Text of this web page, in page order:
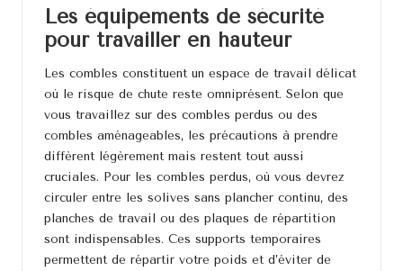
Les équipements de sécurité
pour travailler en hauteur
Les combles constituent un espace de travail délicat
où le risque de chute reste omniprésent. Selon que
vous travaillez sur des combles perdus ou des
combles aménageables, les précautions à prendre
diffèrent légèrement mais restent tout aussi
cruciales. Pour les combles perdus, où vous devrez
circuler entre les solives sans plancher continu, des
planches de travail ou des plaques de répartition
sont indispensables. Ces supports temporaires
permettent de répartir votre poids et d’éviter de